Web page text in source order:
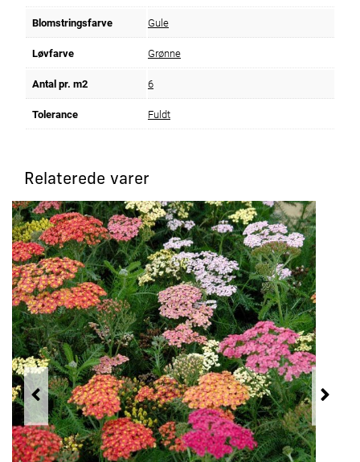
Blomstringsfarve Gule
Løvfarve Grønne
Antal pr. m2 6
Tolerance Fuldt
Relaterede varer